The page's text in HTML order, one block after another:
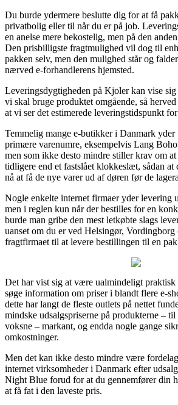
Du burde ydermere beslutte dig for at få
privatbolig eller til når du er på job.
en anelse mere bekostelig, men på den
Den prisbilligste fragtmulighed vil dog til
pakken selv, men den mulighed står og
nærved e-forhandlerens hjemsted.
Leveringsdygtigheden på Kjoler kan vise
vi skal bruge produktet omgående, så
at vi ser det estimerede leveringstidspunkt
Temmelig mange e-butikker i Danmark yder
primære varenumre, eksempelvis Lang
men som ikke desto mindre stiller krav om
tidligere end et fastslået klokkeslæt, sådan at
nå at få de nye varer ud af døren før de
Nogle enkelte internet firmaer yder levering
men i reglen kun når der bestilles for en
burde man gribe den mest letkøbte slags
uanset om du er ved Helsingør, Vordingborg
fragtfirmaet til at levere bestillingen til en
Det har vist sig at være ualmindeligt praktisk
søge information om priser i blandt flere e-
dette har langt de fleste outlets på nettet
mindske udsalgspriserne på produkterne –
voksne – markant, og endda nogle gange
omkostninger.
Men det kan ikke desto mindre være
internet virksomheder i Danmark efter
Night Blue forud for at du gennemfører din
at få fat i den laveste pris.